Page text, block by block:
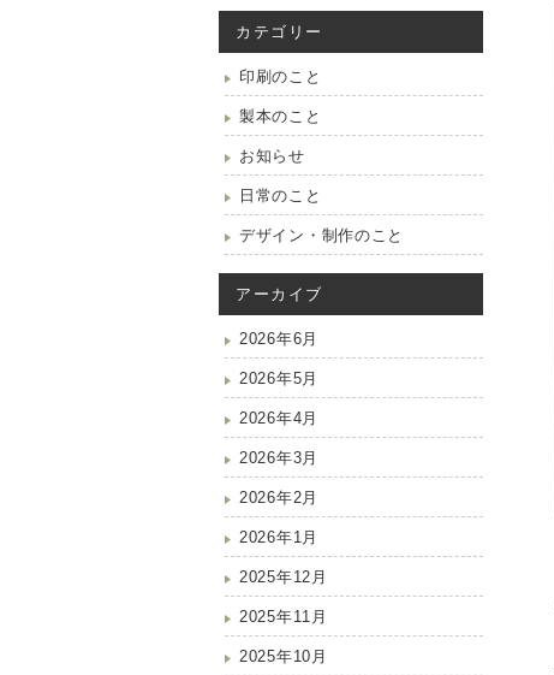
カテゴリー
印刷のこと
製本のこと
お知らせ
日常のこと
デザイン・制作のこと
アーカイブ
2026年6月
2026年5月
2026年4月
2026年3月
2026年2月
2026年1月
2025年12月
2025年11月
2025年10月